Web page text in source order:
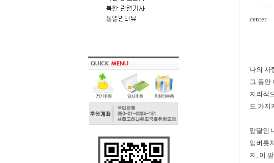
center
나의 사
그 동안
지리적
도 가지
맏딸인
입버릇
지, 이